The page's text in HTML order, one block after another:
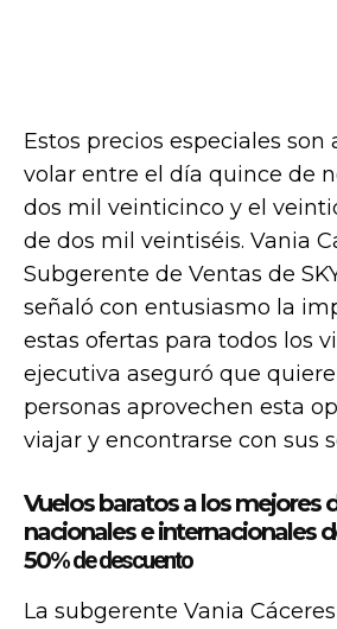
Estos precios especiales son
volar entre el día quince de
dos mil veinticinco y el
de dos mil veintiséis. Vania
Subgerente de Ventas de
señaló con entusiasmo la
estas ofertas para todos los
ejecutiva aseguró que
personas aprovechen esta
viajar y encontrarse con sus
Vuelos baratos a los mejores
nacionales e internacionales
50%de descuento
La subgerente Vania